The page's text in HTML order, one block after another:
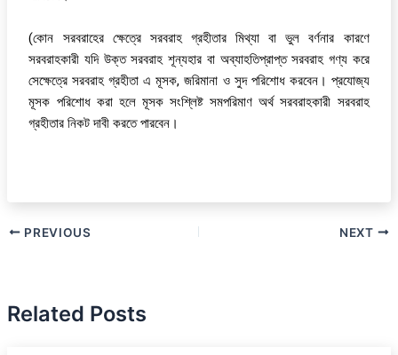
(কোন সরবরাহের ক্ষেত্রে সরবরাহ গ্রহীতার মিথ্যা বা ভুল বর্ণনার কারণে
সরবরাহকারী যদি উক্ত সরবরাহ শূন্যহার বা অব্যাহতিপ্রাপ্ত সরবরাহ গণ্য করে
সেক্ষেত্রে সরবরাহ গ্রহীতা এ মূসক, জরিমানা ও সুদ পরিশোধ করবেন। প্রযোজ্য
মূসক পরিশোধ করা হলে মূসক সংশ্লিষ্ট সমপরিমাণ অর্থ সরবরাহকারী সরবরাহ
গ্রহীতার নিকট দাবী করতে পারবেন।
PREVIOUS NEXT
Related Posts